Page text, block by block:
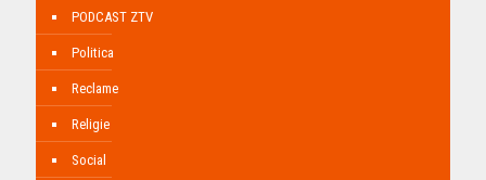
PODCAST ZTV
Politica
Reclame
Religie
Social